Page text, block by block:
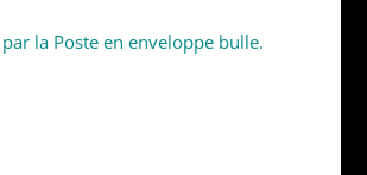
par la Poste en enveloppe bulle.